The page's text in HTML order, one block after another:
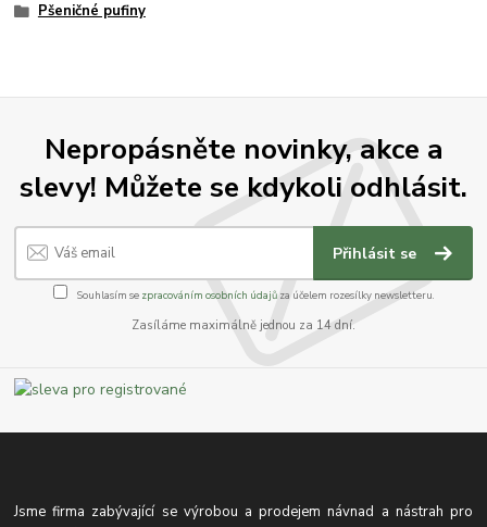
Pšeničné pufiny
Nepropásněte novinky, akce a
slevy! Můžete se kdykoli odhlásit.
Přihlásit se
Souhlasím se zpracováním osobních údajůza účelem rozesílky newsletteru.
Zasíláme maximálně jednou za 14 dní.
Jsme firma zabývající se výrobou a prodejem návnad a nástrah pro